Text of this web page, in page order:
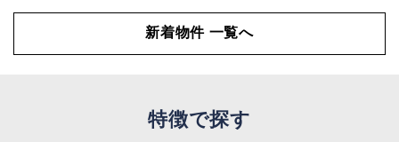
新着物件 一覧へ
特徴で探す